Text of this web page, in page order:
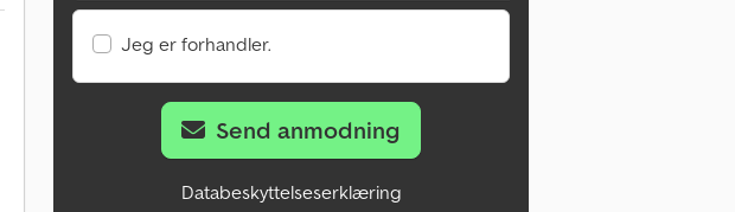
Jeg er forhandler.
Send anmodning
Databeskyttelseserklæring